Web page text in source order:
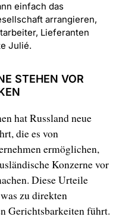
einfach das
arrangieren,
Lieferanten
Julié.
STEHEN VOR
hat Russland neue
die es von
ermöglichen,
Konzerne vor
Diese Urteile
zu direkten
Gerichtsbarkeiten führt.